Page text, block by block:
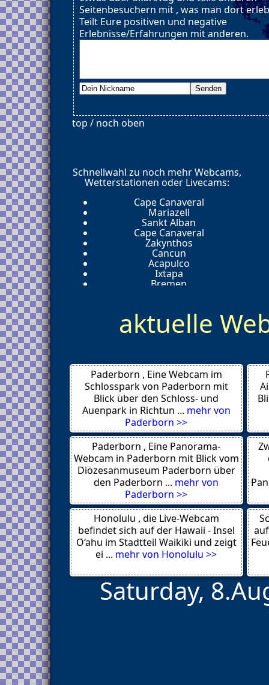
Seitenbesuchern mit , was man dort
Teilt Eure positiven und negative
Erlebnisse/Erfahrungen mit anderen.
top / noch oben
Schnellwahl zu noch mehr Webcams,
Wetterstationen oder Livecams:
Cape Canaveral
Mariazell
Sankt Alban
Cape Canaveral
Zakynthos
Cancun
Acapulco
Ixtapa
Bremen
Ashland
Gumpoldskirchen
Beucha
Playa del Carmen
Geiranger
Koh Samui
Lamai
Brooklyn NY
New York City
Ocean City
Winter Garden
Augustine
Keokuk
Kühlungsborn
Trutnov
Alicante
Giresun
Slatina
Saint-Malo
Jerusalem
Saint-Malo
Recke
aktuelle
Paderborn , Eine Webcam im
Schlosspark von Paderborn mit
Blick über den Schloss- und
Auenpark in Richtun ... mehr von
Paderborn >>
Paderborn , Eine Panorama-
Webcam in Paderborn mit Blick vom
Diözesanmuseum Paderborn über
den Paderborn ... mehr von
Paderborn >>
Honolulu , die Live-Webcam
befindet sich auf der Hawaii - Insel
O‘ahu im Stadtteil Waikiki und zeigt
ei ... mehr von Honolulu >>
Saturday,